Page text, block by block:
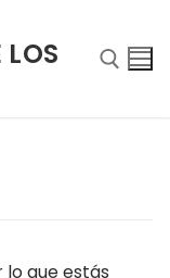
que estás